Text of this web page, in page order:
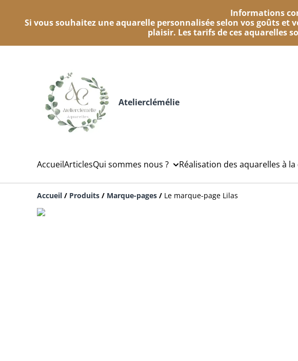
Informations
Si vous souhaitez une aquarelle personnalisée selon vos goûts et
plaisir. Les tarifs de ces aquarelles
Atelierclémélie
AccueilArticlesQui sommes nous ? Réalisation des aquarelles à
Accueil / Produits / Marque-pages / Le marque-page Lilas